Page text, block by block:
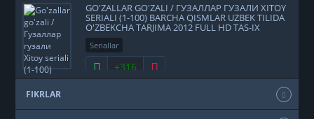
GO'ZALLAR GO'ZALI / ГУЗАЛЛАР ГУЗАЛИ XITOY
SERIALI (1-100) BARCHA QISMLAR UZBEK TILIDA
O'ZBEKCHA TARJIMA 2012 FULL HD TAS-IX
SKACHAT
Seriallar
+316
FIKRLAR